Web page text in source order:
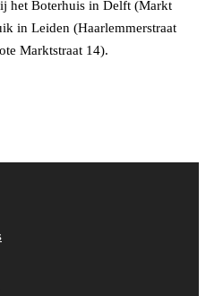
het Boterhuis in Delft (Markt
in Leiden (Haarlemmerstraat
Marktstraat 14).